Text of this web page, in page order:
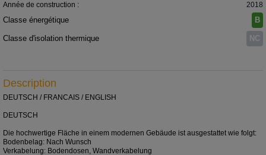
Année de construction :
2018
Classe énergétique B
Classe d'isolation thermique NC
Description
DEUTSCH / FRANCAIS / ENGLISH
DEUTSCH
Die hochwertige Fläche in einem modernen Gebäude ist ausgestattet wie folgt:
Bodenbelag: Nach Wunsch
Verkabelung: Bodendosen, Wandverkabelung